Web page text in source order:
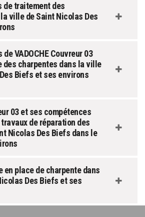
de traitement des
ville de Saint Nicolas Des
VADOCHE Couvreur 03
des charpentes dans la ville
Biefs et ses environs
03 et ses compétences
de réparation des
Nicolas Des Biefs dans le
en place de charpente dans
Des Biefs et ses